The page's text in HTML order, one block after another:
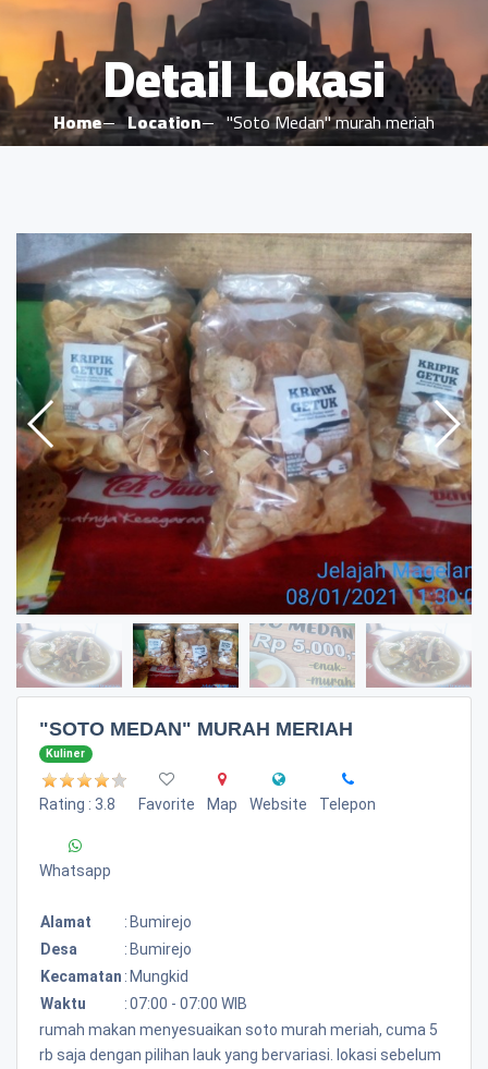
Detail Lokasi
Home Location "Soto Medan" murah meriah
"SOTO MEDAN" MURAH MERIAH
Kuliner
Rating : 3.8 Favorite Map Website Telepon
Whatsapp
Alamat : Bumirejo
Desa
: Bumirejo
Kecamatan : Mungkid
Waktu
:07:00 - 07:00 WIB
rumah makan menyesuaikan soto murah meriah, cuma 5
rb saja dengan pilihan lauk yang bervariasi. lokasi sebelum